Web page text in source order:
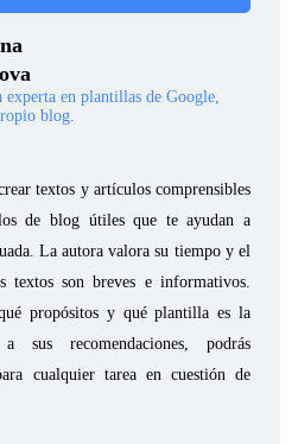
experta en plantillas de Google,
blog.
textos y artículos comprensibles
de blog útiles que te ayudan a
La autora valora su tiempo y el
son breves e informativos.
propósitos y qué plantilla es la
sus recomendaciones, podrás
cualquier tarea en cuestión de